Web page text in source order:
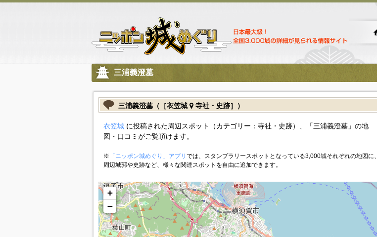
三浦義澄墓
三浦義澄墓（［衣笠城 寺社・史跡］）
衣笠城に投稿された周辺スポット（カテゴリー：寺社・史跡）、「三浦義澄墓」の地
図・口コミがご覧頂けます。
※ 「ニッポン城めぐり」アプリ では、スタンプラリースポットとなっている3,000城それぞれの地図に、
周辺城郭や史跡など、様々な関連スポットを自由に追加できます。
+
−